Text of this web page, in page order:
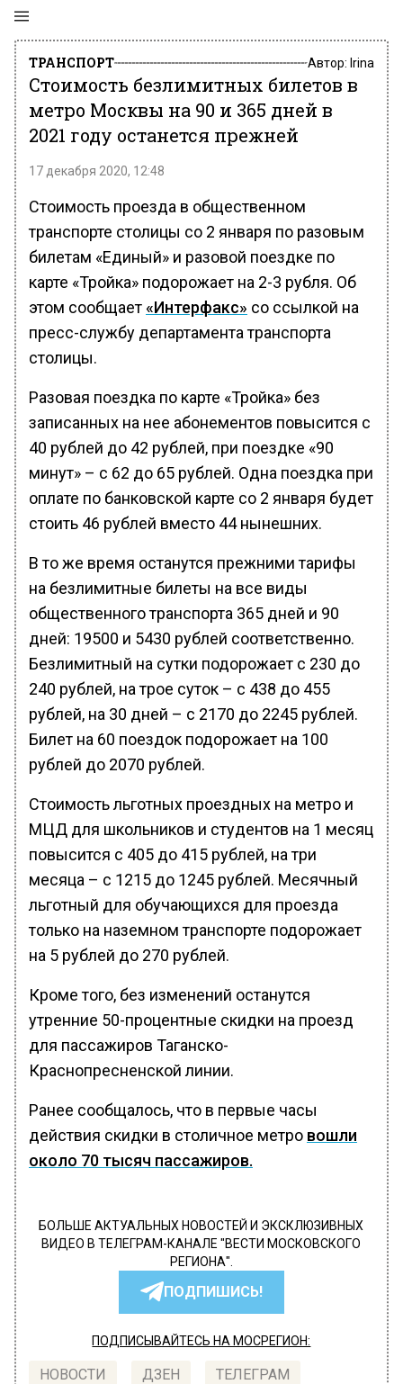
ТРАНСПОРТ Автор: Irina
Стоимость безлимитных билетов в
метро Москвы на 90 и 365 дней в
2021 году останется прежней
17 декабря 2020, 12:48
Стоимость проезда в общественном
транспорте столицы со 2 января по разовым
билетам «Единый» и разовой поездке по
карте «Тройка» подорожает на 2-3 рубля. Об
этом сообщает«Интерфакс» со ссылкой на
пресс-службу департамента транспорта
столицы.
Разовая поездка по карте «Тройка» без
записанных на нее абонементов повысится с
40 рублей до 42 рублей, при поездке «90
минут» – с 62 до 65 рублей. Одна поездка при
оплате по банковской карте со 2 января будет
стоить 46 рублей вместо 44 нынешних.
В то же время останутся прежними тарифы
на безлимитные билеты на все виды
общественного транспорта 365 дней и 90
дней: 19500 и 5430 рублей соответственно.
Безлимитный на сутки подорожает с 230 до
240 рублей, на трое суток – с 438 до 455
рублей, на 30 дней – с 2170 до 2245 рублей.
Билет на 60 поездок подорожает на 100
рублей до 2070 рублей.
Стоимость льготных проездных на метро и
МЦД для школьников и студентов на 1 месяц
повысится с 405 до 415 рублей, на три
месяца – с 1215 до 1245 рублей. Месячный
льготный для обучающихся для проезда
только на наземном транспорте подорожает
на 5 рублей до 270 рублей.
Кроме того, без изменений останутся
утренние 50-процентные скидки на проезд
для пассажиров Таганско-
Краснопресненской линии.
Ранее сообщалось, что в первые часы
действия скидки в столичное метро вошли
около 70 тысяч пассажиров.
БОЛЬШЕ АКТУАЛЬНЫХ НОВОСТЕЙ И ЭКСКЛЮЗИВНЫХ
ВИДЕО В ТЕЛЕГРАМ-КАНАЛЕ "ВЕСТИ МОСКОВСКОГО
РЕГИОНА".
ПОДПИШИСЬ!
ПОДПИСЫВАЙТЕСЬ НА МОСРЕГИОН:
НОВОСТИ ДЗЕН ТЕЛЕГРАМ